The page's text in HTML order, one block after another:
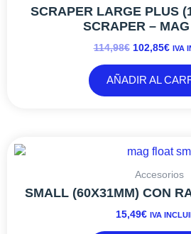
SCRAPER LARGE PLUS
SCRAPER –
114,98€
ERA:
114,98€.
102,85€
ES:
IVA
AÑADIR AL
Accesorios
SMALL (60X31MM) CON
15,49€ IVA